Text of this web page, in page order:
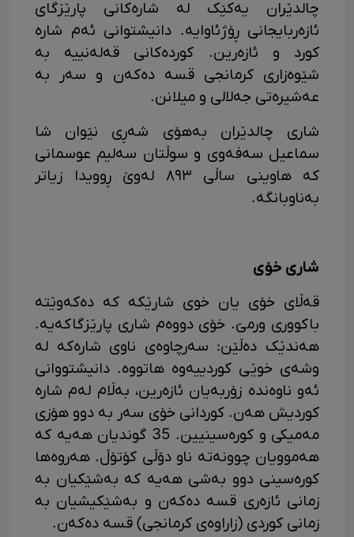
چالدێران یەکێک لە شارەکانی پارێزگای
ئازەربایجانی ڕۆژئاوایە. دانیشتوانی ئەم شارە
کورد و ئازەرین. کوردەکانی قەلەنییە بە
شێوەزاری کرمانجی قسە دەکەن و سەر بە
عەشیرەتی جەلالی و میلانن.
شاری چالدێران بەهۆی شەڕی نێوان شا
سماعیل سەفەوی و سوڵتان سەلیم عوسمانی
کە هاوینی ساڵی ٨٩٣ لەوێ ڕوویدا زیاتر
بەناوبانگە.
شاری خۆی
قەڵای خۆی یان خوی شارێکە کە دەکەوێتە
باکووری ورمێ. خۆی دووەم شاری پارێزگاکەیە.
هەندێک دەڵێن: سەرچاوەی ناوی شارەکە لە
وشەی خوێی کوردییەوە هاتووە. دانیشتووانی
ئەو ناوەندە زۆربەیان ئازەرین، بەڵام لەم شارە
کوردیش هەن. کوردانی خۆی سەر بە دوو هۆزی
مەمیکی و کورەسینیین. 35 گوندیان هەیە کە
هەموویان چوونەتە ناو دۆڵی کۆتۆڵ. هەروەها
کورەسینی دوو بەشی هەیە کە بەشێکیان بە
زمانی ئازەری قسە دەکەن و بەشێکیشیان بە
زمانی کوردی (زاراوەی کرمانجی) قسە دەکەن.